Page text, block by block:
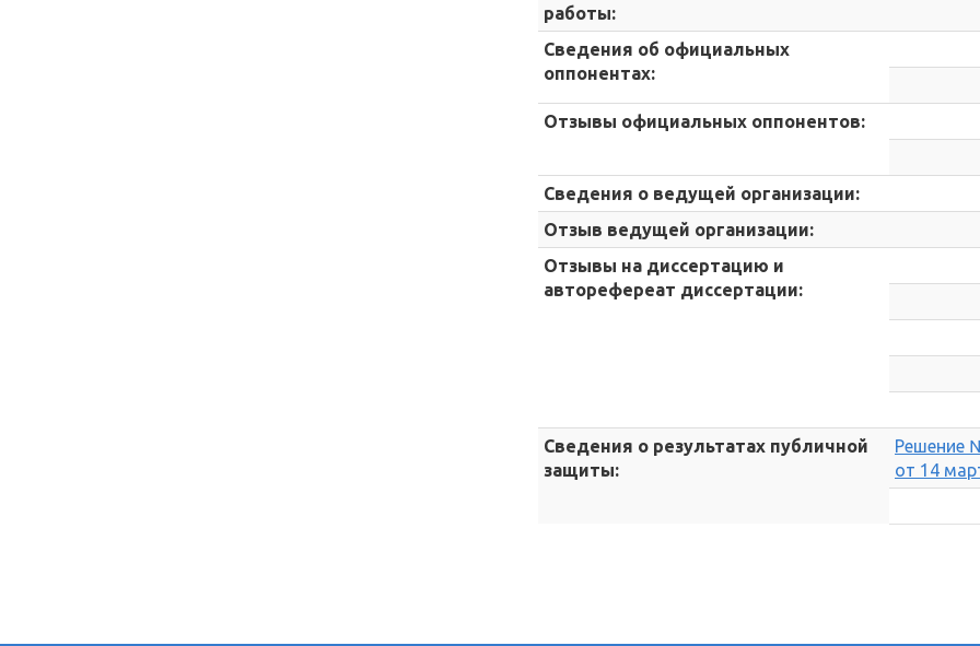
работы:
Сведения об официальных
оппонентах:
Отзывы официальных оппонентов:
Сведения о ведущей организации:
Отзыв ведущей организации:
Отзывы на диссертацию и
авторефереат диссертации:
Сведения о результатах публичной
защиты:
Решение
от 14